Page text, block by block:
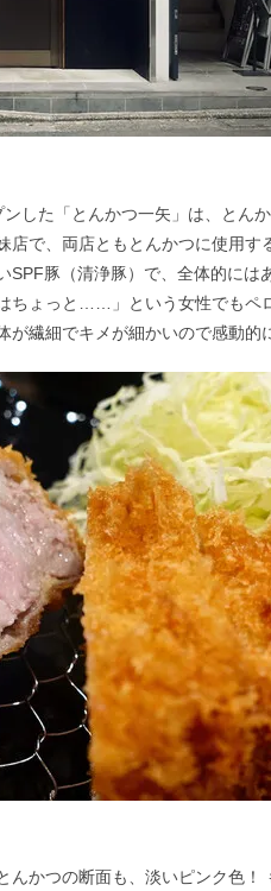
した「とんかつ一矢」は、とん
店で、両店ともとんかつに使用す
豚（清浄豚）で、全体的には
ちょっと……」という女性でもペ
が繊細でキメが細かいので感動
かつの断面も、淡いピンク色！